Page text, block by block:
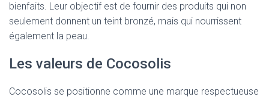
bienfaits. Leur objectif est de fournir des produits qui non
seulement donnent un teint bronzé, mais qui nourrissent
également la peau.
Les valeurs de Cocosolis
Cocosolis se positionne comme une marque respectueuse